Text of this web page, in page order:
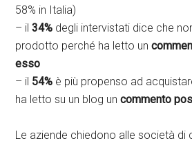
58% in Italia)
– il34% degli intervistati dice che
prodotto perché ha letto un
esso
– il 54% è più propenso ad
ha letto su un blog uncommento
Le aziende chiedono alle società di